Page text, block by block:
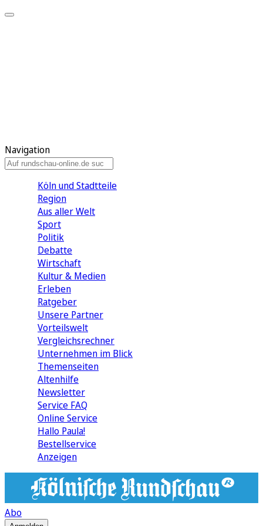
Navigation
Köln und Stadtteile
Region
Aus aller Welt
Sport
Politik
Debatte
Wirtschaft
Kultur & Medien
Erleben
Ratgeber
Unsere Partner
Vorteilswelt
Vergleichsrechner
Unternehmen im Blick
Themenseiten
Altenhilfe
Newsletter
Service FAQ
Online Service
Hallo Paula!
Bestellservice
Anzeigen
Abo